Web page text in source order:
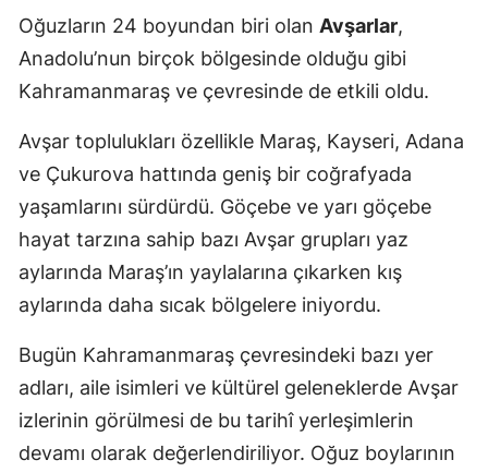
Oğuzların 24 boyundan biri olan Avşarlar,
Anadolu’nun birçok bölgesinde olduğu gibi
Kahramanmaraş ve çevresinde de etkili oldu.
Avşar toplulukları özellikle Maraş, Kayseri, Adana
ve Çukurova hattında geniş bir coğrafyada
yaşamlarını sürdürdü. Göçebe ve yarı göçebe
hayat tarzına sahip bazı Avşar grupları yaz
aylarında Maraş’ın yaylalarına çıkarken kış
aylarında daha sıcak bölgelere iniyordu.
Bugün Kahramanmaraş çevresindeki bazı yer
adları, aile isimleri ve kültürel geleneklerde Avşar
izlerinin görülmesi de bu tarihî yerleşimlerin
devamı olarak değerlendiriliyor. Oğuz boylarının